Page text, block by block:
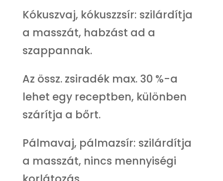
Kókuszvaj, kókuszzsír: szilárdítja
a masszát, habzást ad a
szappannak.
Az össz. zsiradék max. 30 %-a
lehet egy receptben, különben
szárítja a bőrt.
Pálmavaj, pálmazsír: szilárdítja
a masszát, nincs mennyiségi